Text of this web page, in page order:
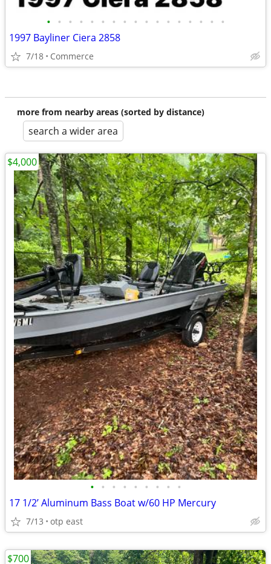
• • • • • • • • • • • • • • • • •
1997 Bayliner Ciera 2858
7/18 Commerce
more from nearby areas (sorted by distance)
search a wider area
• • • • • • • • •
17 1/2’ Aluminum Bass Boat w/60 HP Mercury
7/13 otp east
$4,000
$700